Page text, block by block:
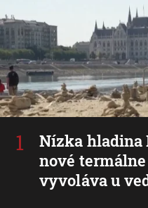
Nízka hladina
nové
vyvoláva u